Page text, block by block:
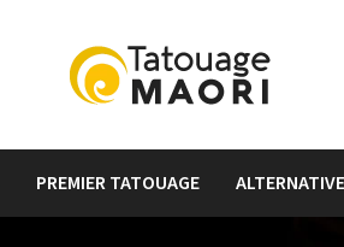
PREMIER TATOUAGE